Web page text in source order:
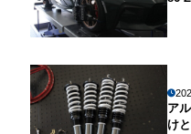
ア
け